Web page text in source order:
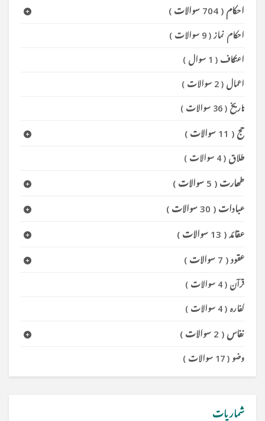
احکام ( 704 سوالات )
احکام نماز( 9 سوالات )
اعتکاف ( 1 سوال )
اعمال ( 2 سوالات )
تاریخ ( 36 سوالات )
حج ( 11 سوالات )
طلاق ( 4 سوالات )
طھارت ( 5 سوالات )
عبادات ( 30 سوالات )
عقائد( 13 سوالات )
عقود ( 7 سوالات )
قرآن ( 4 سوالات )
کفارہ ( 4 سوالات )
نفاس ( 2 سوالات )
وضو ( 17 سوالات )
شماریات